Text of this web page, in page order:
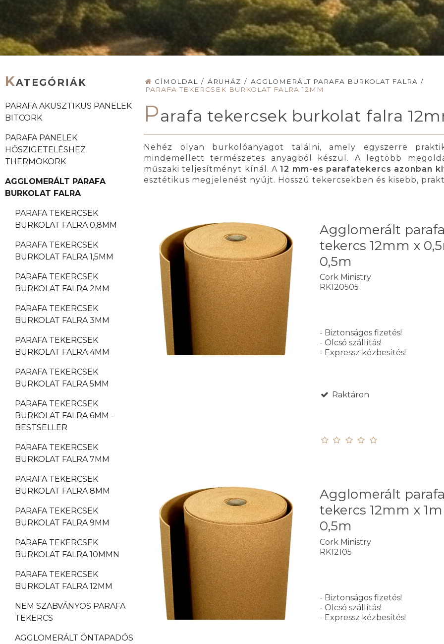
KATEGÓRIÁK
PARAFA AKUSZTIKUS PANELEK
BITCORK
PARAFA PANELEK
HŐSZIGETELÉSHEZ
THERMOKORK
AGGLOMERÁLT PARAFA
BURKOLAT FALRA
PARAFA TEKERCSEK
BURKOLAT FALRA 0,8MM
PARAFA TEKERCSEK
BURKOLAT FALRA 1,5MM
PARAFA TEKERCSEK
BURKOLAT FALRA 2MM
PARAFA TEKERCSEK
BURKOLAT FALRA 3MM
PARAFA TEKERCSEK
BURKOLAT FALRA 4MM
PARAFA TEKERCSEK
BURKOLAT FALRA 5MM
PARAFA TEKERCSEK
BURKOLAT FALRA 6MM -
BESTSELLER
PARAFA TEKERCSEK
BURKOLAT FALRA 7MM
PARAFA TEKERCSEK
BURKOLAT FALRA 8MM
PARAFA TEKERCSEK
BURKOLAT FALRA 9MM
PARAFA TEKERCSEK
BURKOLAT FALRA 10MMN
PARAFA TEKERCSEK
BURKOLAT FALRA 12MM
NEM SZABVÁNYOS PARAFA
TEKERCS
AGGLOMERÁLT ÖNTAPADÓS
CÍMOLDAL / ÁRUHÁZ / AGGLOMERÁLT PARAFA BURKOLAT FALRA /
PARAFA TEKERCSEK BURKOLAT FALRA 12MM
Parafa tekercsek burkolat falra
Nehéz olyan burkolóanyagot találni, amely egyszerre
mindemellett természetes anyagból készül. A legtöbb
műszaki teljesítményt kínál. A12 mm-es parafatekercs azonban
esztétikus megjelenést nyújt. Hosszú tekercsekben és kisebb,
Agglomerált
tekercs 12mm x
0,5m
Cork Ministry
RK120505
- Biztonságos fizetés!
- Olcsó szállítás!
- Expressz kézbesítés!
Raktáron
Agglomerált
tekercs 12mm x
0,5m
Cork Ministry
RK12105
- Biztonságos fizetés!
- Olcsó szállítás!
- Expressz kézbesítés!